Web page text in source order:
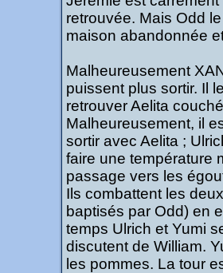
retrouvée. Mais Odd
maison abandonnée
Malheureusement
puissent plus sortir. Il
retrouver Aelita
Malheureusement, il
sortir avec Aelita ;
faire une température
passage vers les
Ils combattent les
baptisés par Odd) en
temps Ulrich et Yumi
discutent de William.
les pommes. La tour